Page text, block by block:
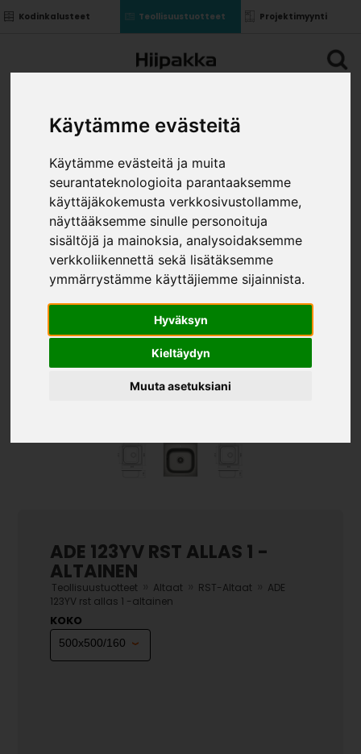
Käytämme evästeitä
Käytämme evästeitä ja muita
seurantateknologioita parantaaksemme
käyttäjäkokemusta verkkosivustollamme,
näyttääksemme sinulle personoituja
sisältöjä ja mainoksia, analysoidaksemme
verkkoliikennettä sekä lisätäksemme
ymmärrystämme käyttäjiemme sijainnista.
Hyväksyn
Kieltäydyn
Muuta asetuksiani
Kodinkalusteet Teollisuustuotteet Projektimyynti
ADE 123YV RST ALLAS 1 -
ALTAINEN
Teollisuustuotteet Altaat RST-Altaat
ADE
123YV rst allas 1 -altainen
KOKO